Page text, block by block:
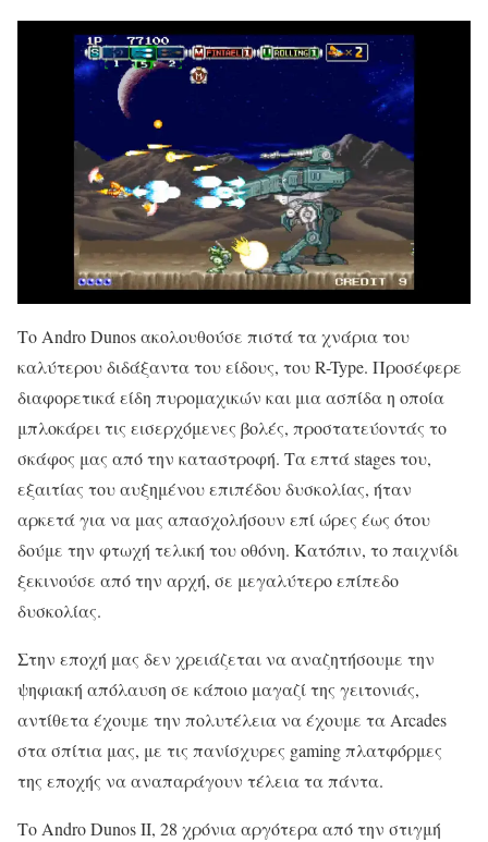
Το Andro Dunos ακολουθούσε πιστά τα χνάρια του
καλύτερου διδάξαντα του είδους, του R-Type. Προσέφερε
διαφορετικά είδη πυρομαχικών και μια ασπίδα η οποία
μπλοκάρει τις εισερχόμενες βολές, προστατεύοντάς το
σκάφος μας από την καταστροφή. Τα επτά stages του,
εξαιτίας του αυξημένου επιπέδου δυσκολίας, ήταν
αρκετά για να μας απασχολήσουν επί ώρες έως ότου
δούμε την φτωχή τελική του οθόνη. Κατόπιν, το παιχνίδι
ξεκινούσε από την αρχή, σε μεγαλύτερο επίπεδο
δυσκολίας.
Στην εποχή μας δεν χρειάζεται να αναζητήσουμε την
ψηφιακή απόλαυση σε κάποιο μαγαζί της γειτονιάς,
αντίθετα έχουμε την πολυτέλεια να έχουμε τα Arcades
στα σπίτια μας, με τις πανίσχυρες gaming πλατφόρμες
της εποχής να αναπαράγουν τέλεια τα πάντα.
Το Andro Dunos II, 28 χρόνια αργότερα από την στιγμή